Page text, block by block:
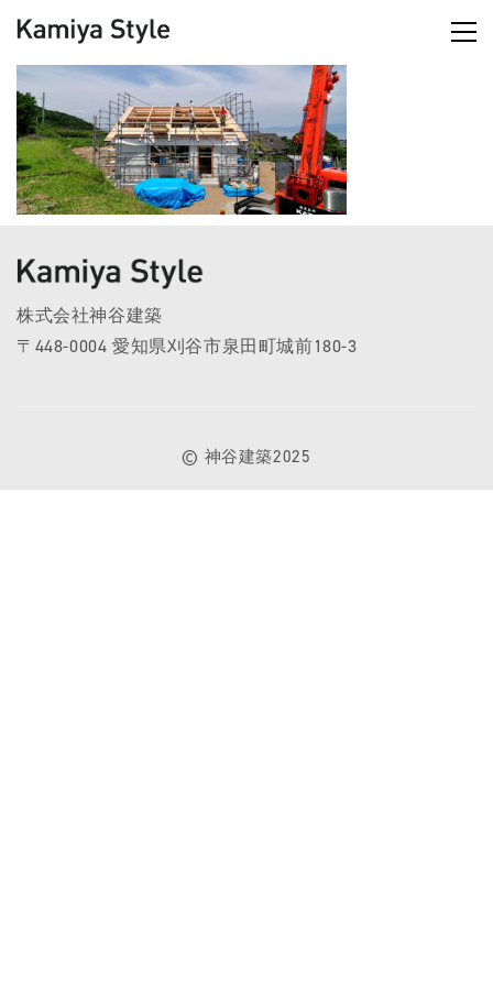
株式会社神谷建築
〒448-0004 愛知県刈谷市泉田町城前180-3
© 神谷建築2025